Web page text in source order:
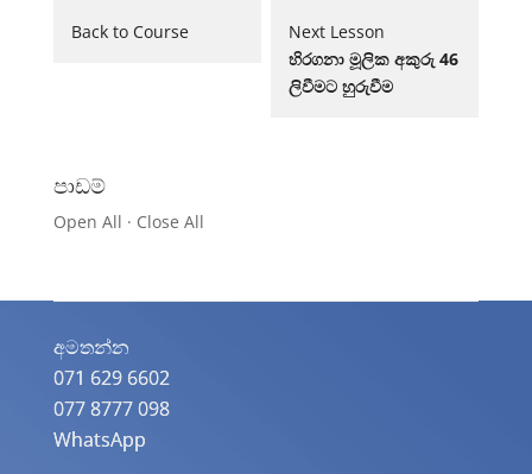
Back to Course
Next Lesson
හිරගනා මූලික අකුරු 46
ලිවීමට හුරුවීම
පාඩම්
Open All · Close All
අමතන්න​
071 629 6602
077 8777 098
WhatsApp